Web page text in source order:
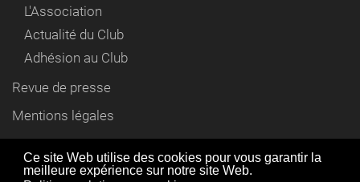
Ce site Web utilise des cookies pour vous garantir la
meilleure expérience sur notre site Web.
L'Association
Actualité du Club
Adhésion au Club
Revue de presse
Mentions légales
Contact